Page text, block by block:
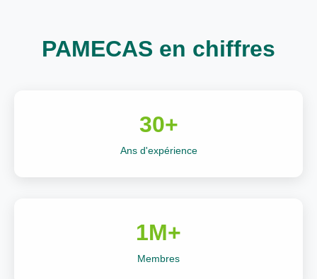
PAMECAS en chiffres
30+
Ans d'expérience
1M+
Membres